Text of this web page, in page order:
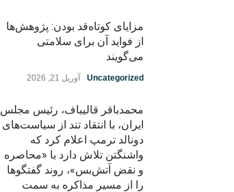
مزایای کوتاه‌قد بودن: پژوهش‌ها
از فواید آن برای سلامتی
می‌گویند
Uncategorized آوریل 21, 2026
محمدباقر قالیباف، رئیس مجلس
ایران، با انتقاد تند از سیاست‌های
دونالد ترمپ اعلام کرد که
واشنگتن تلاش دارد با «محاصره
و نقض آتش‌بس»، روند گفتگوها
را از مسیر مذاکره به سمت